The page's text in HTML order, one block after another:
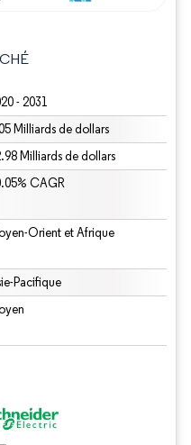
- 2031
Milliards de dollars
Milliards de dollars
CAGR
Orient et Afrique
Pacifique
nécessite une attribution sous CC